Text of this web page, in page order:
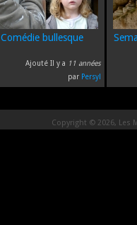
Comédie bullesque
Ajouté Il y a 11 années
par Persyl
Copyright © 2026, Les